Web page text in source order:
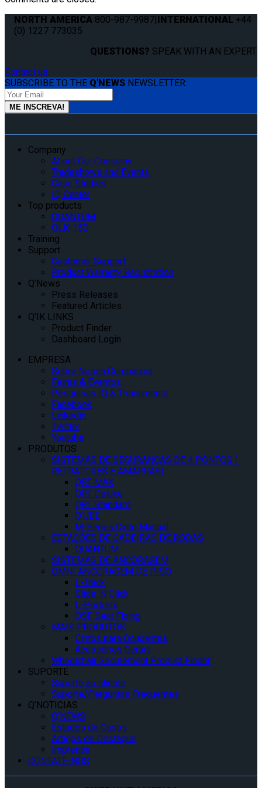
NORTH AMERICA 800-987-9987 INTERNATIONAL +44
(0) 1227 773035
QUESTIONS? SPEAK WITH AN EXPERT.
Contact us
SUBSCRIBE TO THE Q'NEWS NEWSLETTER:
Company
About Our Company
Tradeshows and Events
Case Studies
IQ Center
Top products
QUANTUM
QLK-150
Training
Support
Customer Support
Product Warranty Registration
Q’News
Press Releases
Featured Articles
Q’IK LINKS
Product Finder
Dashboard Login
EMPRESA
Sobre Nossa Companhia
Feiras & Eventos
Pesquisas IQ & Treinamento
Facebook
Linkedin
Twitter
Youtube
PRODUTOS
SISTEMAS DE SEGURANÇAS DE 4 PONTOS (
RETRATORES E AMARRAS)
QRT MAX
QRT Deluxe
QRT Standard
Q’UBE
M-Series Cinto Manual
ESTAÇÕES DE CADEIRAS DE RODAS
QUANTUM
SISTEMAS DE ANCORAGEM
OMNI ANCORAGEM DE PISO
L-Track
Slide ‘N Click
L-Pockets
QSF Seat Fixing
MAIS PRODUTOS
Cintos para Ocupantes
Acessórios Gerais
Wheelchair Securement Product Finder
SUPORTE
Suporte ao cliente
Suporte/Perguntas Frequentes
Q’NOTICIAS
Q’NEWS
Estudos de Casos
Artigos de Destaque
Imprensa
CONTATE-NOS